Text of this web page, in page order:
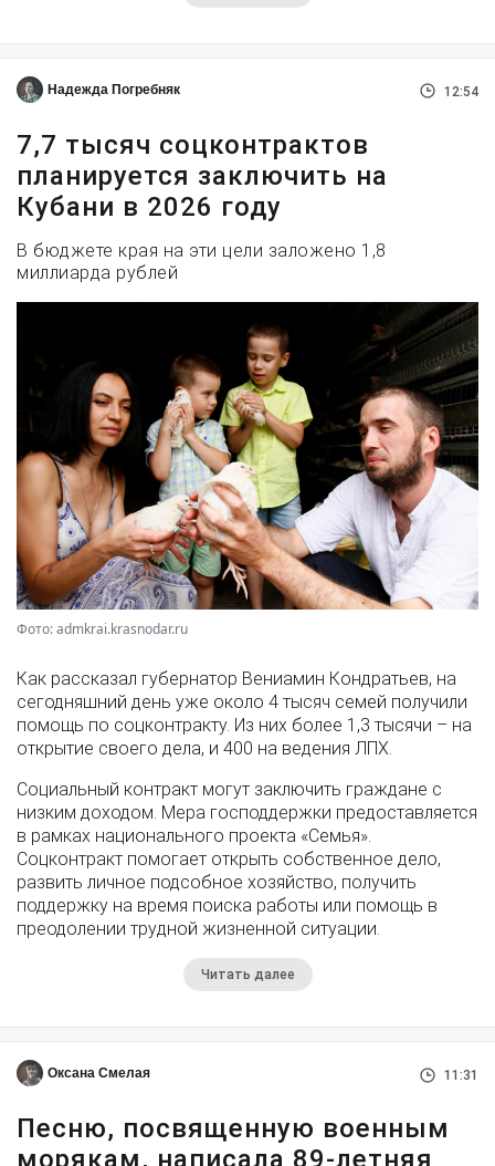
Надежда Погребняк 12:54
7,7 тысяч соцконтрактов
планируется заключить на
Кубани в 2026 году
В бюджете края на эти цели заложено 1,8
миллиарда рублей
Фото: admkrai.krasnodar.ru
Как рассказал губернатор Вениамин Кондратьев, на
сегодняшний день уже около 4 тысяч семей получили
помощь по соцконтракту. Из них более 1,3 тысячи – на
открытие своего дела, и 400 на ведения ЛПХ.
Социальный контракт могут заключить граждане с
низким доходом. Мера господдержки предоставляется
в рамках национального проекта «Семья».
Соцконтракт помогает открыть собственное дело,
развить личное подсобное хозяйство, получить
поддержку на время поиска работы или помощь в
преодолении трудной жизненной ситуации.
Читать далее
Оксана Смелая 11:31
Песню, посвященную военным
морякам, написала 89-летняя